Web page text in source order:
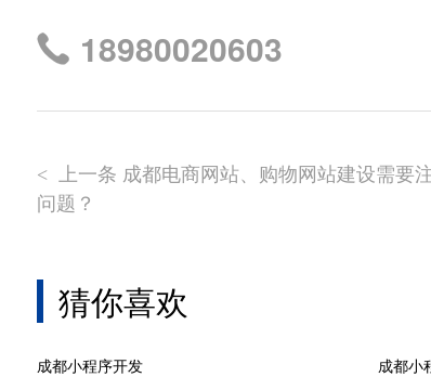
18980020603
<
上一条 成都电商网站、购物网站建设需要
问题？
猜你喜欢
成都小程序开发 成都小